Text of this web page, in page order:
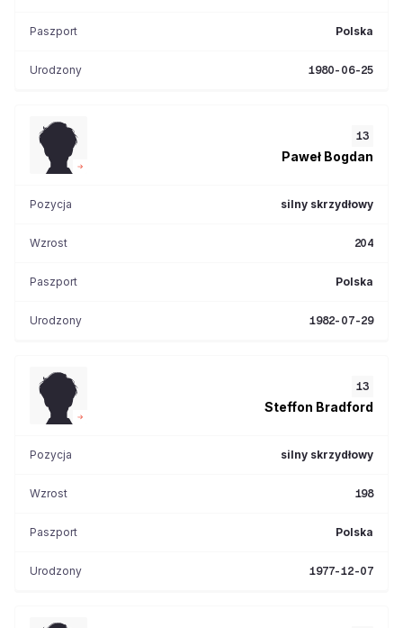
Paszport Polska
Urodzony 1980-06-25
13
Paweł Bogdan
Pozycja silny skrzydłowy
Wzrost 204
Paszport Polska
Urodzony 1982-07-29
13
Steffon Bradford
Pozycja silny skrzydłowy
Wzrost 198
Paszport Polska
Urodzony 1977-12-07